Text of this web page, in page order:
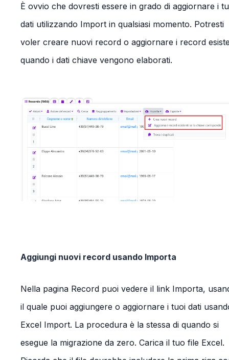
È ovvio che dovresti essere in grado di aggiornare i
dati utilizzando Import in qualsiasi momento. Potresti
voler creare nuovi record o aggiornare i record
quando i dati chiave vengono elaborati.
Aggiungi nuovi record usando Importa
Nella pagina Record puoi vedere il link Importa,
il quale puoi aggiungere o aggiornare i tuoi dati
Excel Import. La procedura è la stessa di quando si
esegue la migrazione da zero. Carica il tuo file Excel.